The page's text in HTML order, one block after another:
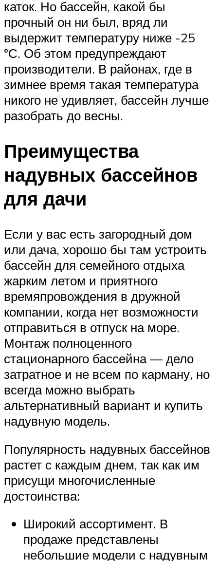
каток. Но бассейн, какой бы
прочный он ни был, вряд ли
выдержит температуру ниже -25
°С. Об этом предупреждают
производители. В районах, где в
зимнее время такая температура
никого не удивляет, бассейн лучше
разобрать до весны.
Преимущества
надувных бассейнов
для дачи
Если у вас есть загородный дом
или дача, хорошо бы там устроить
бассейн для семейного отдыха
жарким летом и приятного
времяпровождения в дружной
компании, когда нет возможности
отправиться в отпуск на море.
Монтаж полноценного
стационарного бассейна — дело
затратное и не всем по карману, но
всегда можно выбрать
альтернативный вариант и купить
надувную модель.
Популярность надувных бассейнов
растет с каждым днем, так как им
присущи многочисленные
достоинства:
Широкий ассортимент. В
продаже представлены
небольшие модели с надувным